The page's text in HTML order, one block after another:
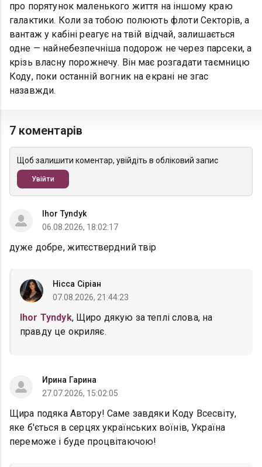
про порятунок маленького життя на іншому краю
галактики. Коли за тобою полюють флоти Секторів, а
вантаж у кабіні реагує на твій відчай, залишається
одне — найнебезпечніша подорож не через парсеки, а
крізь власну порожнечу. Він має розгадати таємницю
Коду, поки останній вогник на екрані не згас
назавжди.
7 коментарів
Щоб залишити коментар, увійдіть в обліковий запис
Увійти
Ihor Tyndyk
06.08.2026, 18:02:17
дуже добре, житєствердний твір
Нісса Сіріан
07.08.2026, 21:44:23
Ihor Tyndyk, Щиро дякую за теплі слова, на
правду це окриляє.
Ирина Гарина
27.07.2026, 15:02:05
Щира подяка Автору! Саме завдяки Коду Всесвіту,
яке б'ється в серцях українських воїнів, Україна
переможе і буде процвітаючою!